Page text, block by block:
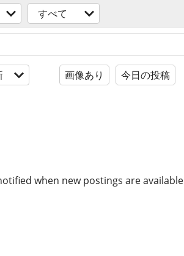
すべて
画像あり 今日の投稿
when new postings are available